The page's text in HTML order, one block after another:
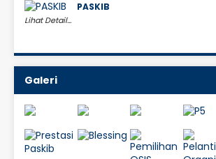
PASKIB
Lihat Detail...
Galeri